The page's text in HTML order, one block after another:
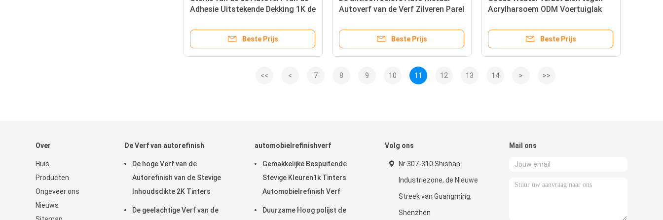
Adhesie Uitstekende Dekking 1K de
Beste Prijs
Autoverf van de Verf Zilveren Parel
Beste Prijs
Acrylharsoem ODM Voertuiglak
Beste Prijs
<< < 7 8 9 10 11 12 13 14 > >>
Over
Huis
Producten
Ongeveer ons
Nieuws
De Verf van autorefinish
De hoge Verf van de
Autorefinish van de Stevige
Inhoudsdikte 2K Tinters
De geelachtige Verf van de
automobielrefinishverf
Gemakkelijke Bespuitende
Stevige Kleuren1k Tinters
Automobielrefinish Verf
Duurzame Hoog polijst de
Volg ons
Nr 307-310 Shishan
Industriezone, de Nieuwe
Streek van Guangming,
Shenzhen
Mail ons